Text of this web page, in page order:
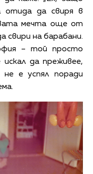
отида да свиря в
мечта още от
свири на барабани.
– той просто
да преживее,
е успял поради